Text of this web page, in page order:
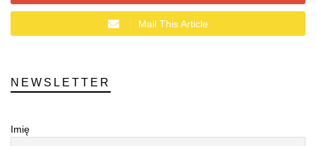
Mail This Article
NEWSLETTER
Imię